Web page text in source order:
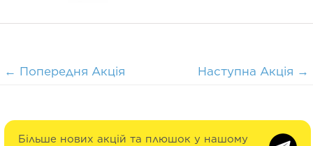
← Попередня Акція Наступна Акція →
Більше нових акцій та плюшок у нашому